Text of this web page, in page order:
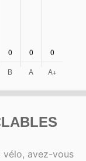
vélo, avez-vous